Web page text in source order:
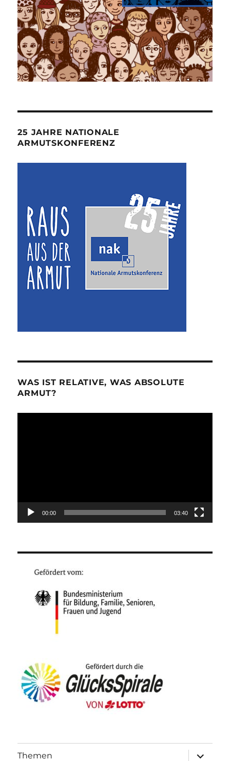
25 JAHRE NATIONALE
ARMUTSKONFERENZ
WAS IST RELATIVE, WAS ABSOLUTE
ARMUT?
00:00 03:40
Themen